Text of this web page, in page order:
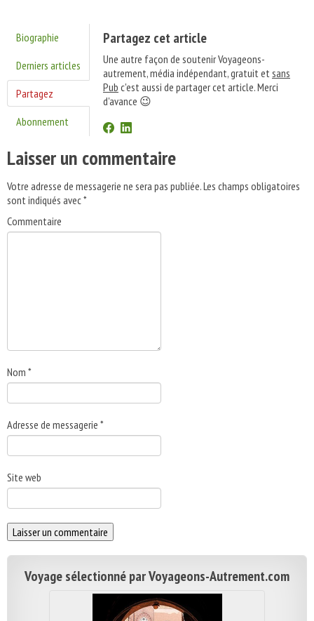
Biographie
Derniers articles
Partagez
Abonnement
Partagez cet article
Une autre façon de soutenir Voyageons-
autrement, média indépendant, gratuit etsans
Pub c'est aussi de partager cet article. Merci
d'avance 😉
Laisser un commentaire
Votre adresse de messagerie ne sera pas publiée.Les champs obligatoires
sont indiqués avec*
Commentaire
Nom *
Adresse de messagerie *
Site web
Voyage sélectionné par Voyageons-Autrement.com